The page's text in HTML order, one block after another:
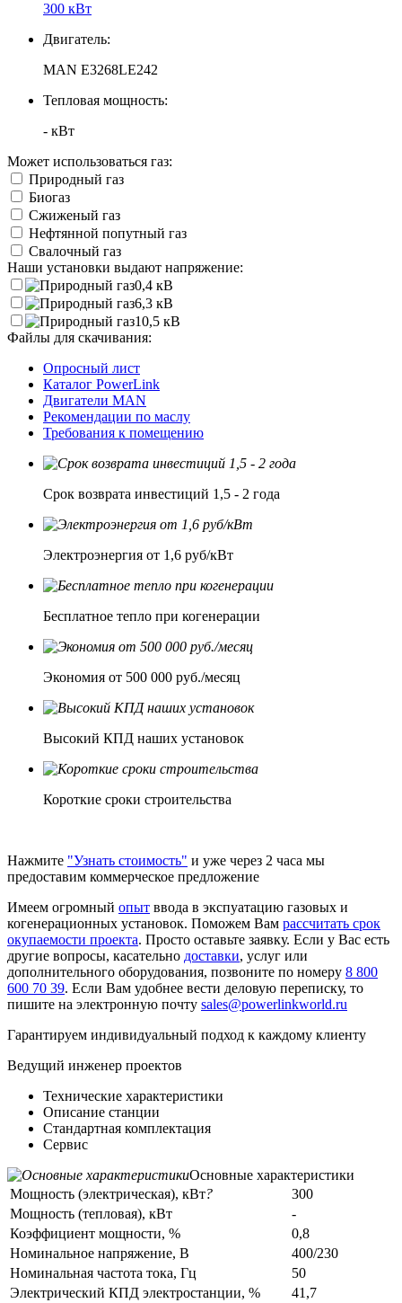
300 кВт
Двигатель:
MAN E3268LE242
Тепловая мощность:
- кВт
Может использоваться газ:
Природный газ
Биогаз
Сжиженый газ
Нефтянной попутный газ
Свалочный газ
Наши установки выдают напряжение:
0,4 кВ
6,3 кВ
10,5 кВ
Файлы для скачивания:
Опросный лист
Каталог PowerLink
Двигатели MAN
Рекомендации по маслу
Требования к помещению
Срок возврата инвестиций 1,5 - 2 года
Электроэнергия от 1,6 руб/кВт
Бесплатное тепло при когенерации
Экономия от 500 000 руб./месяц
Высокий КПД наших установок
Короткие сроки строительства
Нажмите "Узнать стоимость" и уже через 2 часа мы
предоставим коммерческое предложение
Имеем огромный опыт ввода в экспуатацию газовых и
когенерационных установок. Поможем Вам рассчитать срок
окупаемости проекта. Просто оставьте заявку. Если у Вас есть
другие вопросы, касательно доставки, услуг или
дополнительного оборудования, позвоните по номеру 8 800
600 70 39. Если Вам удобнее вести деловую переписку, то
пишите на электронную почту sales@powerlinkworld.ru
Гарантируем индивидуальный подход к каждому клиенту
Ведущий инженер проектов
Технические характеристики
Описание станции
Стандартная комплектация
Сервис
Основные характеристики
Мощность (электрическая), кВт?
300
Мощность (тепловая), кВт
-
Коэффициент мощности, %
0,8
Номинальное напряжение, В
400/230
Номинальная частота тока, Гц
50
Электрический КПД электростанции, %
41,7